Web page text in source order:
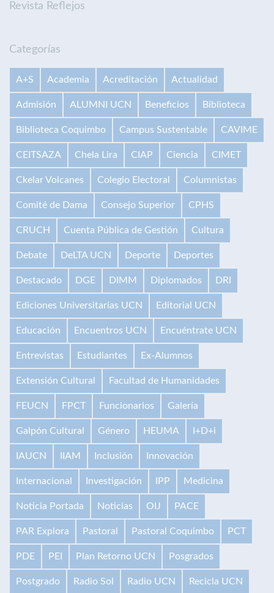
Revista Reflejos
Categorías
A+S Academia Acreditación Actualidad
Admisión ALUMNI UCN Beneficios Biblioteca
Biblioteca Coquimbo Campus Sustentable CAVIME
CEITSAZA Chela Lira CIAP Ciencia CIMET
Ckelar Volcanes Colegio Electoral Columnistas
Comité de Dama Consejo Superior CPHS
CRUCH Cuenta Pública de Gestión Cultura
Debate DeLTA UCN Deporte Deportes
Destacado DGE DIMM Diplomados DRI
Ediciones Universitarias UCN Editorial UCN
Educación Encuentros UCN Encuéntrate UCN
Entrevistas Estudiantes Ex-Alumnos
Extensión Cultural Facultad de Humanidades
FEUCN FPCT Funcionarios Galería
Galpón Cultural Género HEUMA I+D+i
IAUCN IIAM Inclusión Innovación
Internacional Investigación IPP Medicina
Noticia Portada Noticias OIJ PACE
PAR Explora Pastoral Pastoral Coquimbo PCT
PDE PEI Plan Retorno UCN Posgrados
Postgrado Radio Sol Radio UCN Recicla UCN